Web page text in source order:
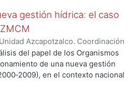
gestión hídrica: el caso
Azcapotzalco. Coordinación
TORRES, SARA
del papel de los Organismos
de una nueva gestión
en el contexto nacional